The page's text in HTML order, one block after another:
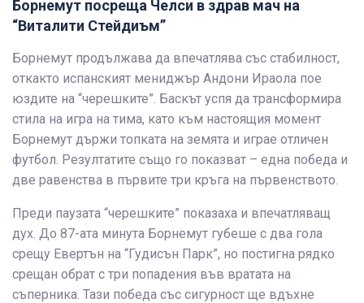
Борнемут посреща Челси в здрав мач на
“Виталити Стейдиъм”
Борнемут продължава да впечатлява със стабилност,
откакто испанският мениджър Андони Ираола пое
юздите на “черешките”. Баскът успя да трансформира
стила на игра на тима, като към настоящия момент
Борнемут държи топката на земята и играе отличен
футбол. Резултатите също го показват – една победа и
две равенства в първите три кръга на първенството.
Преди паузата “черешките” показаха и впечатляващ
дух. До 87-ата минута Борнемут губеше с два гола
срещу Евертън на “Гудисън Парк”, но постигна рядко
срещан обрат с три попадения във вратата на
съперника. Тази победа със сигурност ще вдъхне